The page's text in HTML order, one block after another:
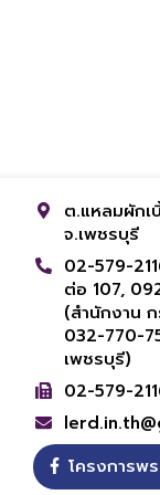
ต.แหลมผักเ
จ.เพชรบุรี
02-579-
ต่อ 107,
(สำนักงาน
032-770-
เพชรบุรี)
02-579-
โครงการพระร